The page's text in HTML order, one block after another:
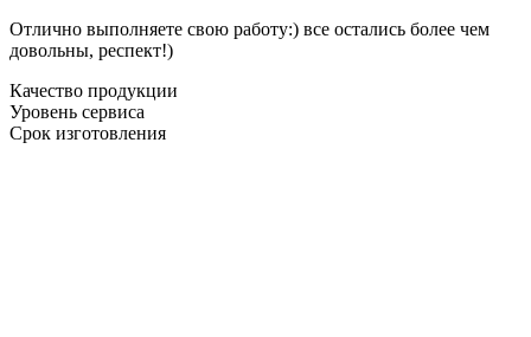
Отлично выполняете свою работу:) все остались более чем
довольны, респект!)
Качество продукции
Уровень сервиса
Срок изготовления